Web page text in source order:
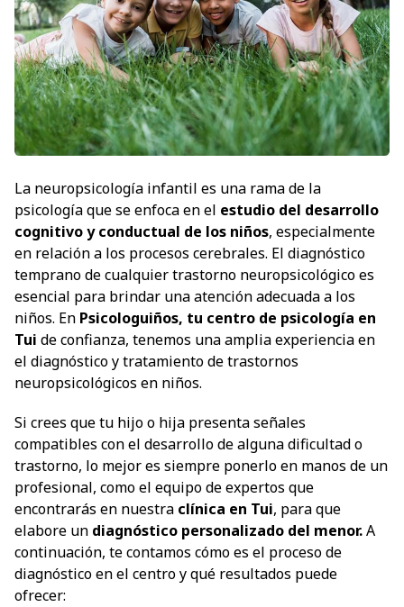
La neuropsicología infantil es una rama de la
psicología que se enfoca en el estudio del desarrollo
cognitivo y conductual de los niños, especialmente
en relación a los procesos cerebrales. El diagnóstico
temprano de cualquier trastorno neuropsicológico es
esencial para brindar una atención adecuada a los
niños. En Psicologuiños, tu centro de psicología en
Tui de confianza, tenemos una amplia experiencia en
el diagnóstico y tratamiento de trastornos
neuropsicológicos en niños.
Si crees que tu hijo o hija presenta señales
compatibles con el desarrollo de alguna dificultad o
trastorno, lo mejor es siempre ponerlo en manos de un
profesional, como el equipo de expertos que
encontrarás en nuestra clínica en Tui, para que
elabore un diagnóstico personalizado del menor.A
continuación, te contamos cómo es el proceso de
diagnóstico en el centro y qué resultados puede
ofrecer: